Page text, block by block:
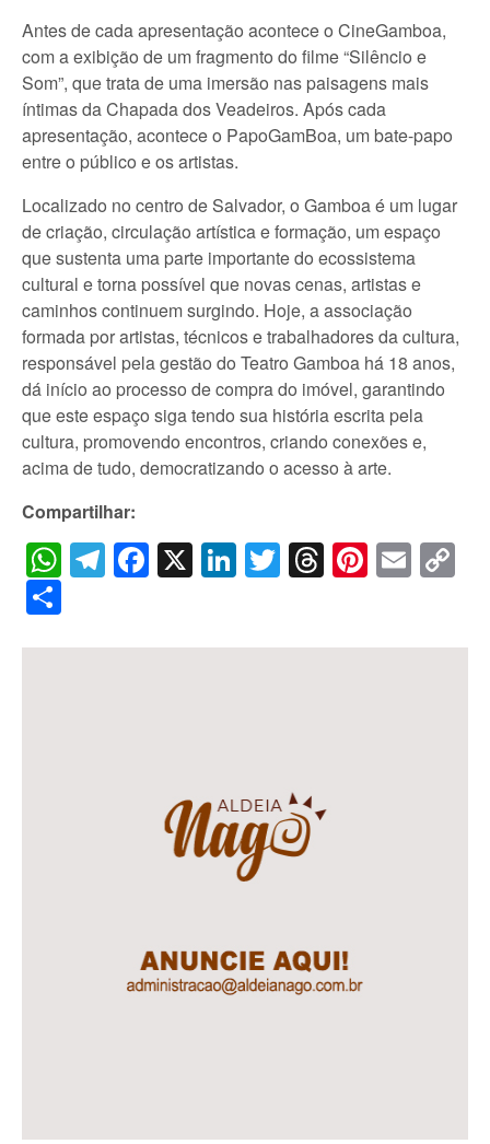
Antes de cada apresentação acontece o CineGamboa,
com a exibição de um fragmento do filme “Silêncio e
Som”, que trata de uma imersão nas paisagens mais
íntimas da Chapada dos Veadeiros. Após cada
apresentação, acontece o PapoGamBoa, um bate-papo
entre o público e os artistas.
Localizado no centro de Salvador, o Gamboa é um lugar
de criação, circulação artística e formação, um espaço
que sustenta uma parte importante do ecossistema
cultural e torna possível que novas cenas, artistas e
caminhos continuem surgindo. Hoje, a associação
formada por artistas, técnicos e trabalhadores da cultura,
responsável pela gestão do Teatro Gamboa há 18 anos,
dá início ao processo de compra do imóvel, garantindo
que este espaço siga tendo sua história escrita pela
cultura, promovendo encontros, criando conexões e,
acima de tudo, democratizando o acesso à arte.
Compartilhar:
WhatsApp
Telegram
Facebook
X LinkedIn
Twitter
Threads